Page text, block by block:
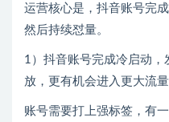
运营核心是，抖音账号完
然后持续怼量。
1）抖音账号完成冷启动
放，更有机会进入更大流量
账号需要打上强标签，有